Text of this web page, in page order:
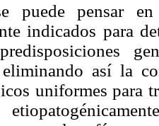
puede pensar
indicados para
eliminando así la
uniformes para